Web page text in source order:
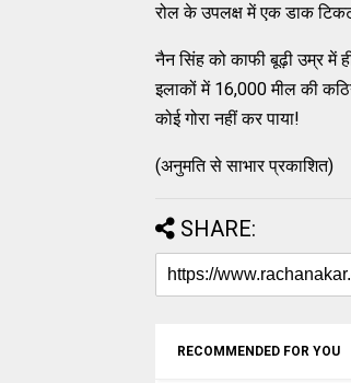
रोल के उपलक्ष में एक डाक टिकट
नैन सिंह को काफी बूढ़ी उम्र में
इलाकों में 16,000 मील की
कोई गोरा नहीं कर पाया!
(अनुमति से साभार प्रकाशित)
SHARE:
RECOMMENDED FOR YOU